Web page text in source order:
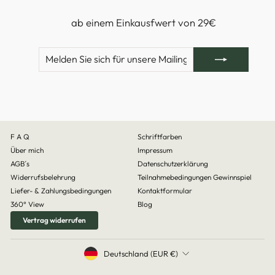
ab einem Einkausfwert von 29€
MELDEN
SIE
SICH
FÜR
ABONNIEREN
F A Q
Schriftfarben
Über mich
Impressum
AGB´s
Datenschutzerklärung
Widerrufsbelehrung
Teilnahmebedingungen Gewinnspiel
Liefer- & Zahlungsbedingungen
Kontaktformular
360° View
Blog
Vertrag widerrufen
WÄHRUNG
Deutschland (EUR €)